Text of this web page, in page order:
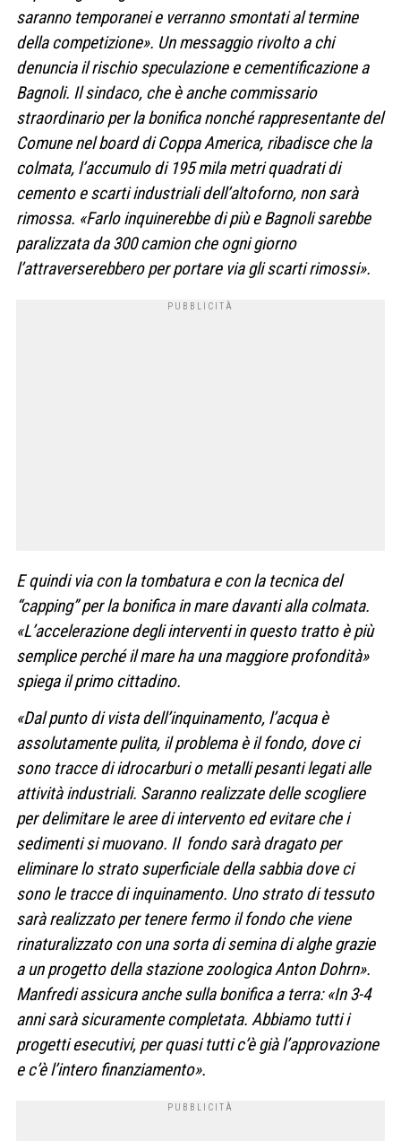
saranno temporanei e verranno smontati al termine
della competizione». Un messaggio rivolto a chi
denuncia il rischio speculazione e cementificazione a
Bagnoli. Il sindaco, che è anche commissario
straordinario per la bonifica nonché rappresentante del
Comune nel board di Coppa America, ribadisce che la
colmata, l’accumulo di 195 mila metri quadrati di
cemento e scarti industriali dell’altoforno, non sarà
rimossa. «Farlo inquinerebbe di più e Bagnoli sarebbe
paralizzata da 300 camion che ogni giorno
l’attraverserebbero per portare via gli scarti rimossi».
E quindi via con la tombatura e con la tecnica del
“capping” per la bonifica in mare davanti alla colmata.
«L’accelerazione degli interventi in questo tratto è più
semplice perché il mare ha una maggiore profondità»
spiega il primo cittadino.
«Dal punto di vista dell’inquinamento, l’acqua è
assolutamente pulita, il problema è il fondo, dove ci
sono tracce di idrocarburi o metalli pesanti legati alle
attività industriali. Saranno realizzate delle scogliere
per delimitare le aree di intervento ed evitare che i
sedimenti si muovano. Il fondo sarà dragato per
eliminare lo strato superficiale della sabbia dove ci
sono le tracce di inquinamento. Uno strato di tessuto
sarà realizzato per tenere fermo il fondo che viene
rinaturalizzato con una sorta di semina di alghe grazie
a un progetto della stazione zoologica Anton Dohrn».
Manfredi assicura anche sulla bonifica a terra: «In 3-4
anni sarà sicuramente completata. Abbiamo tutti i
progetti esecutivi, per quasi tutti c’è già l’approvazione
e c’è l’intero finanziamento».